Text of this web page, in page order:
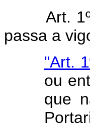
Art.
passa a
"Art.
ou
que